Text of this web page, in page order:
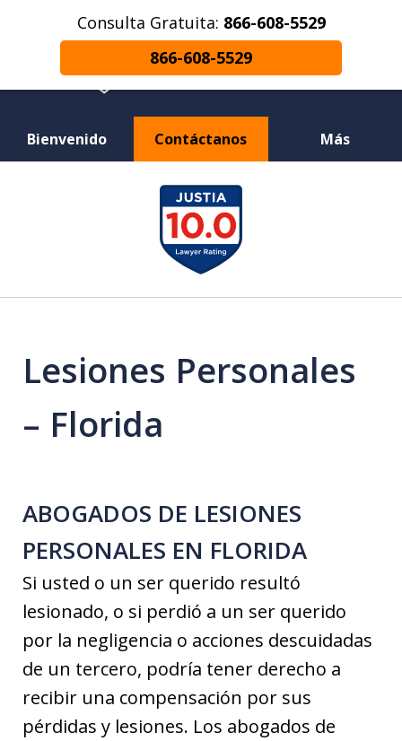
Consulta Gratuita: 866-608-5529
866-608-5529
Bienvenido Contáctanos Más
¿Herido en un Accidente de Coche o
Choque de Motocicleta? ¿Perdiste a un
Ser Querido en una Muerte Injusta?
Lesiones Personales
– Florida
ABOGADOS DE LESIONES
PERSONALES EN FLORIDA
Si usted o un ser querido resultó
lesionado, o si perdió a un ser querido
por la negligencia o acciones descuidadas
de un tercero, podría tener derecho a
recibir una compensación por sus
pérdidas y lesiones. Los abogados de